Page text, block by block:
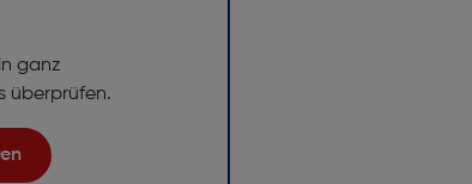
ganz
überprüfen.